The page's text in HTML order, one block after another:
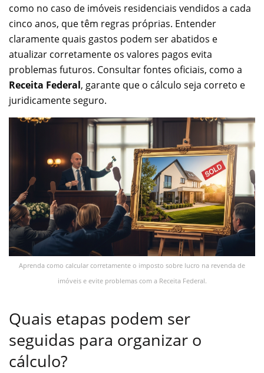
como no caso de imóveis residenciais vendidos a cada
cinco anos, que têm regras próprias. Entender
claramente quais gastos podem ser abatidos e
atualizar corretamente os valores pagos evita
problemas futuros. Consultar fontes oficiais, como a
Receita Federal, garante que o cálculo seja correto e
juridicamente seguro.
Aprenda como calcular corretamente o imposto sobre lucro na revenda de
imóveis e evite problemas com a Receita Federal.
Quais etapas podem ser
seguidas para organizar o
cálculo?